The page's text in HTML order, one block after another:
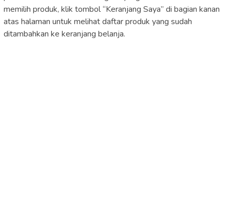
memilih produk, klik tombol “Keranjang Saya” di bagian kanan
atas halaman untuk melihat daftar produk yang sudah
ditambahkan ke keranjang belanja.